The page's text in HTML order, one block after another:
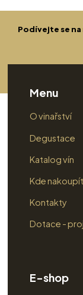
Podívejte se
Menu
O vinařství
Degustace
Katalog vín
Kde
Kontakty
Dotace -
E-shop